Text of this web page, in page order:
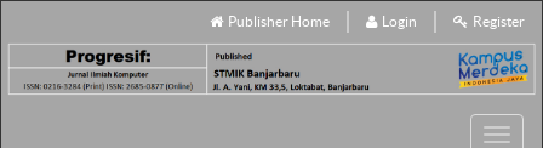
Publisher Home Login Register